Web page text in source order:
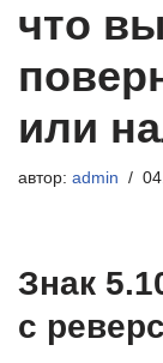
что
или
автор: admin
Знак
с